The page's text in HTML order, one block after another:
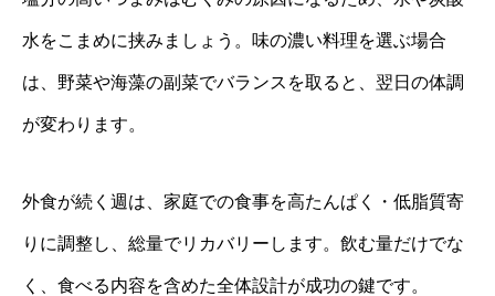
水をこまめに挟みましょう。味の濃い料理を選ぶ場合
は、野菜や海藻の副菜でバランスを取ると、翌日の体調
が変わります。
外食が続く週は、家庭での食事を高たんぱく・低脂質寄
りに調整し、総量でリカバリーします。飲む量だけでな
く、食べる内容を含めた全体設計が成功の鍵です。